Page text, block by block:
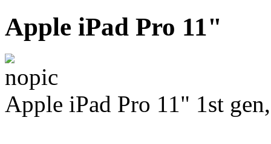
Apple iPad Pro 11"
Apple iPad Pro 11" 1st